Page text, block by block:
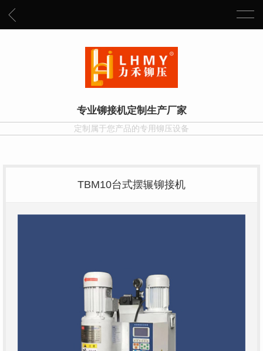
专业铆接机定制生产厂家
定制属于您产品的专用铆压设备
TBM10台式摆辗铆接机